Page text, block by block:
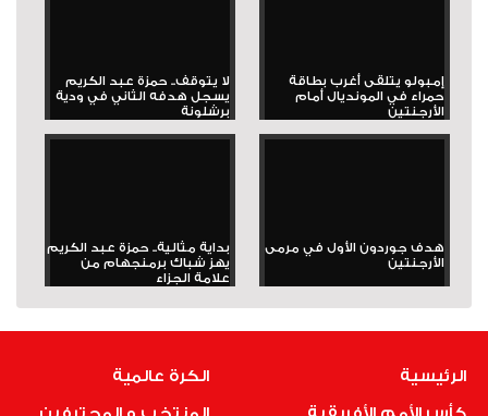
إمبولو يتلقى أغرب بطاقة
حمراء في المونديال أمام
الأرجنتين
لا يتوقف.. حمزة عبد الكريم
يسجل هدفه الثاني في ودية
برشلونة
هدف جوردون الأول في مرمى
الأرجنتين
بداية مثالية.. حمزة عبد الكريم
يهز شباك برمنجهام من
علامة الجزاء
الرئيسية
الكرة عالمية